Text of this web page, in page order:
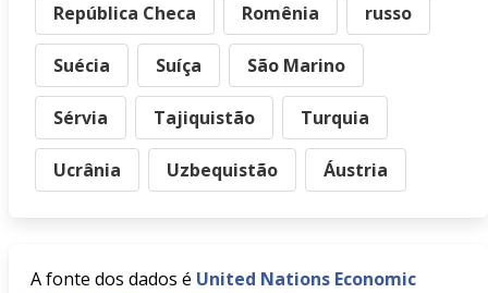
República Checa Romênia russo
Suécia Suíça São Marino
Sérvia Tajiquistão Turquia
Ucrânia Uzbequistão Áustria
A fonte dos dados é United Nations Economic